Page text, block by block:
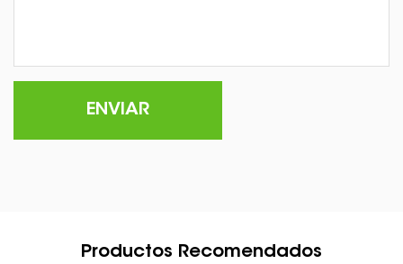
Productos Recomendados